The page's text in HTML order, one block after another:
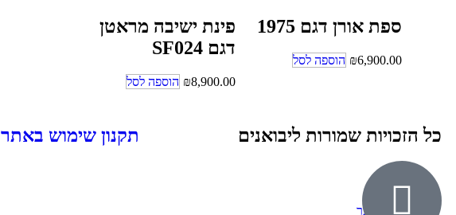
ספת אורן דגם 1975
₪6,900.00 הוספה לסל
פינת ישיבה מראטן
דגם SF024
₪8,900.00 הוספה לסל
כל הזכויות שמורות ליבואנים תקנון שימוש באתר
ילדים ונוער